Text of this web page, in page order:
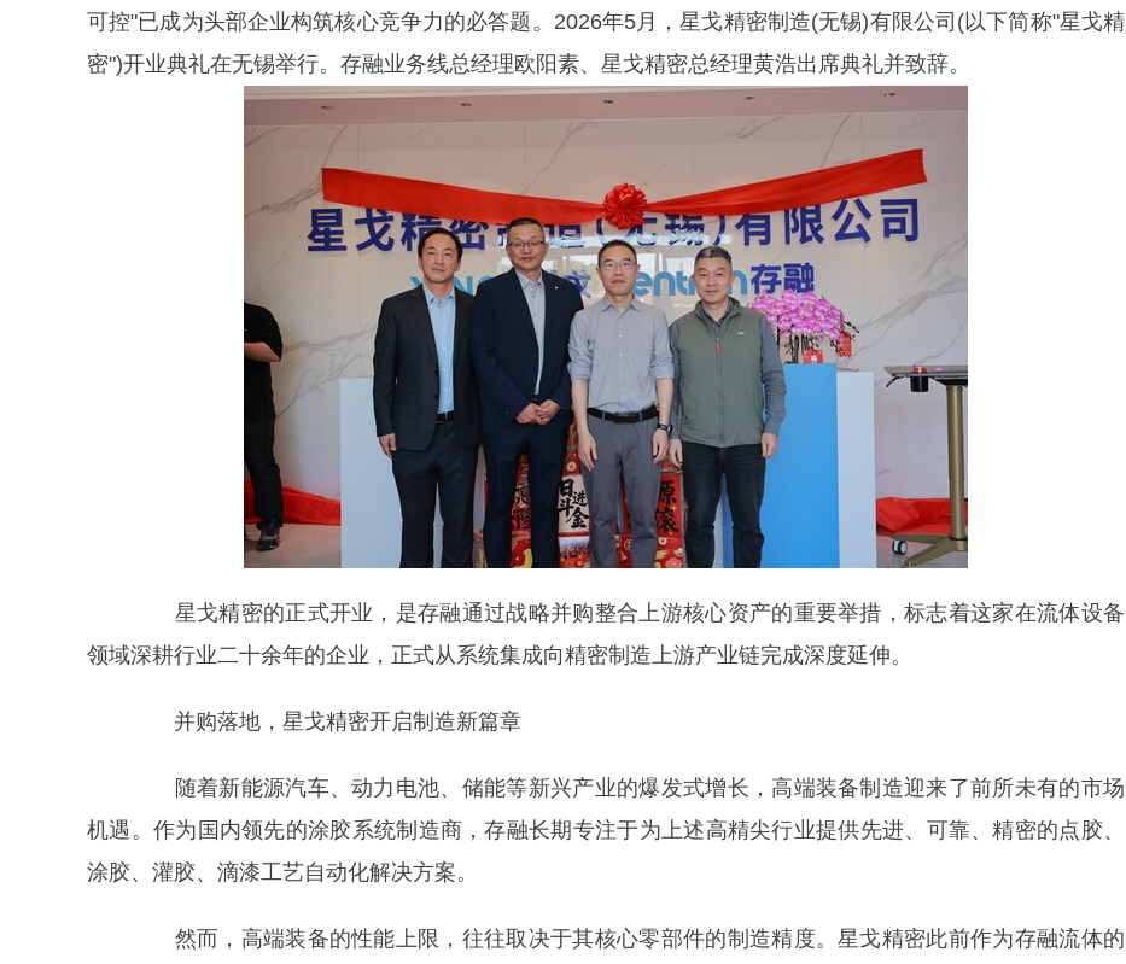
可控"已成为头部企业构筑核心竞争力的必答题。2026年5月，星戈精密制造(无锡)有限公司(以下简称"星戈精
密")开业典礼在无锡举行。存融业务线总经理欧阳素、星戈精密总经理黄浩出席典礼并致辞。
星戈精密的正式开业，是存融通过战略并购整合上游核心资产的重要举措，标志着这家在流体设备
领域深耕行业二十余年的企业，正式从系统集成向精密制造上游产业链完成深度延伸。
并购落地，星戈精密开启制造新篇章
随着新能源汽车、动力电池、储能等新兴产业的爆发式增长，高端装备制造迎来了前所未有的市场
机遇。作为国内领先的涂胶系统制造商，存融长期专注于为上述高精尖行业提供先进、可靠、精密的点胶、
涂胶、灌胶、滴漆工艺自动化解决方案。
然而，高端装备的性能上限，往往取决于其核心零部件的制造精度。星戈精密此前作为存融流体的